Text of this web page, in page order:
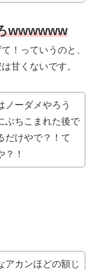
wwwwww
！っていうのと、
甘くないです。
ノーダメやろう
ぶちこまれた後で
だけやで？！て
！
アカンほどの額じ